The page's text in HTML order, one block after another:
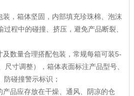
，箱体坚固，内部填充珍珠棉、泡沫
程中的碰撞、挤压，避免产品断裂、
数量合理搭配包装，常规每箱可装5-
尺寸调整），箱体表面标注产品型号、
碰撞警示标识；
品应存放在干燥、通风、阴凉的仓